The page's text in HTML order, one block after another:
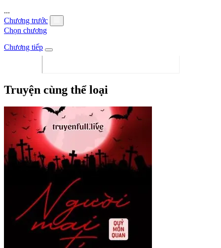
...
Chương trước
Chọn chương
Chương tiếp
Truyện cùng thể loại